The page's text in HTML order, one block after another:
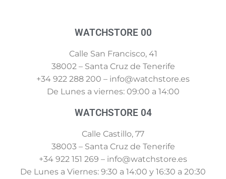
WATCHSTORE 00
Calle San Francisco, 41
38002 – Santa Cruz de Tenerife
+34 922 288 200 – info@watchstore.es
De Lunes a viernes: 09:00 a 14:00
WATCHSTORE 04
Calle Castillo, 77
38003 – Santa Cruz de Tenerife
+34 922 151 269 – info@watchstore.es
De Lunes a Viernes: 9:30 a 14:00 y 16:30 a 20:30